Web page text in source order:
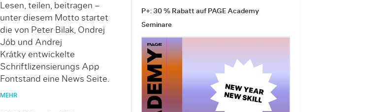
Lesen, teilen, beitragen –
unter diesem Motto startet
die von Peter Bilak, Ondrej
Jób und Andrej
Krátky entwickelte
Schriftlizensierungs App
Fontstand eine News Seite.
MEHR
P+: 30 % Rabatt auf PAGE Academy
Seminare